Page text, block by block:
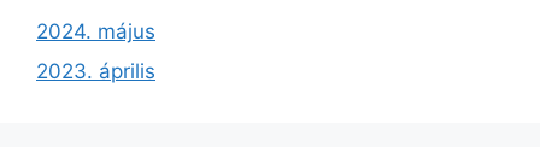
2024. május
2023. április